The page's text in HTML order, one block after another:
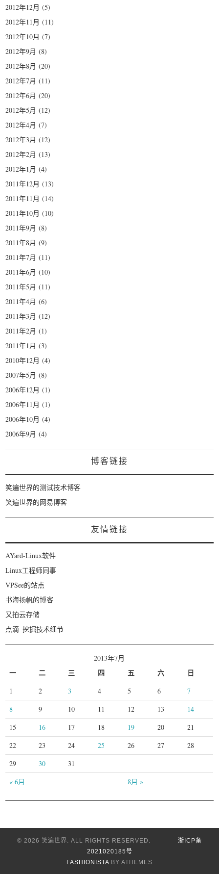
2012年12月 (5)
2012年11月 (11)
2012年10月 (7)
2012年9月 (8)
2012年8月 (20)
2012年7月 (11)
2012年6月 (20)
2012年5月 (12)
2012年4月 (7)
2012年3月 (12)
2012年2月 (13)
2012年1月 (4)
2011年12月 (13)
2011年11月 (14)
2011年10月 (10)
2011年9月 (8)
2011年8月 (9)
2011年7月 (11)
2011年6月 (10)
2011年5月 (11)
2011年4月 (6)
2011年3月 (12)
2011年2月 (1)
2011年1月 (3)
2010年12月 (4)
2007年5月 (8)
2006年12月 (1)
2006年11月 (1)
2006年10月 (4)
2006年9月 (4)
博客链接
笑遍世界的测试技术博客
笑遍世界的网易博客
友情链接
AYard-Linux软件
Linux工程师同事
VPSee的站点
书海扬帆的博客
又拍云存储
点滴–挖掘技术细节
2013年7月
一 二 三 四 五 六 日
« 6月 8月 »
1 2 3 4 5 6
7
8
9 10 11 12 13
14
15
16 17 18 19 20
21
22
23 24 25 26 27
28
29
30 31
© 2026 笑遍世界. ALL RIGHTS RESERVED. 浙ICP备
2021020185号
FASHIONISTA BY ATHEMES